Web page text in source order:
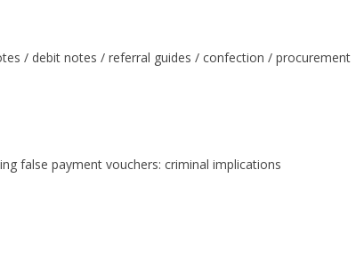
/ debit notes / referral guides / confection / procurement
false payment vouchers: criminal implications